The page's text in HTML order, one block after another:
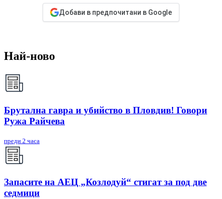
Добави в предпочитани в Google
Най-ново
Брутална гавра и убийство в Пловдив! Говори
Ружа Райчева
преди 2 часа
Запасите на АЕЦ „Козлодуй“ стигат за под две
седмици